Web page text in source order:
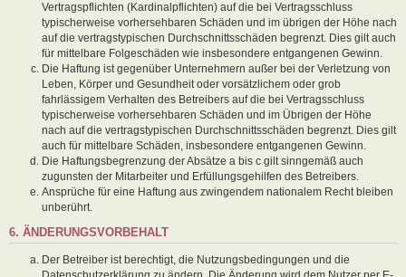
Vertragspflichten (Kardinalpflichten) auf die bei Vertragsschluss
typischerweise vorhersehbaren Schäden und im übrigen der Höhe nach
auf die vertragstypischen Durchschnittsschäden begrenzt. Dies gilt auch
für mittelbare Folgeschäden wie insbesondere entgangenen Gewinn.
Die Haftung ist gegenüber Unternehmern außer bei der Verletzung von
Leben, Körper und Gesundheit oder vorsätzlichem oder grob
fahrlässigem Verhalten des Betreibers auf die bei Vertragsschluss
typischerweise vorhersehbaren Schäden und im Übrigen der Höhe
nach auf die vertragstypischen Durchschnittsschäden begrenzt. Dies gilt
auch für mittelbare Schäden, insbesondere entgangenen Gewinn.
Die Haftungsbegrenzung der Absätze a bis c gilt sinngemäß auch
zugunsten der Mitarbeiter und Erfüllungsgehilfen des Betreibers.
Ansprüche für eine Haftung aus zwingendem nationalem Recht bleiben
unberührt.
6. ÄNDERUNGSVORBEHALT
Der Betreiber ist berechtigt, die Nutzungsbedingungen und die